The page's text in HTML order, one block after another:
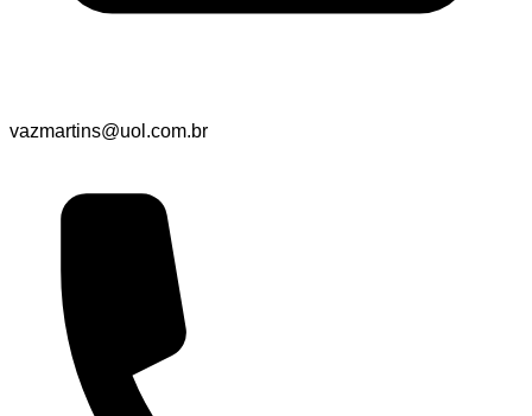
vazmartins@uol.com.br